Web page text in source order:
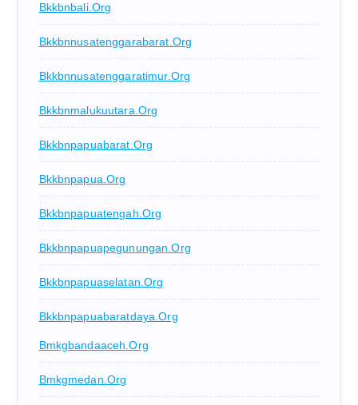
Bkkbnbali.org
Bkkbnnusatenggarabarat.org
Bkkbnnusatenggaratimur.org
Bkkbnmalukuutara.org
Bkkbnpapuabarat.org
Bkkbnpapua.org
Bkkbnpapuatengah.org
Bkkbnpapuapegunungan.org
Bkkbnpapuaselatan.org
Bkkbnpapuabaratdaya.org
Bmkgbandaaceh.org
Bmkgmedan.org